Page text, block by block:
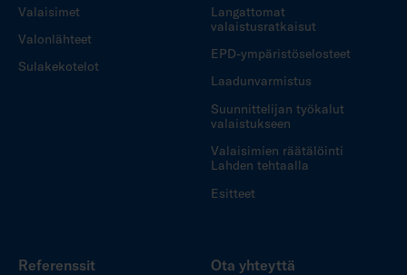
Valaisimet
Valonlähteet
Sulakekotelot
Langattomat
valaistusratkaisut
EPD-ympäristöselosteet
Laadunvarmistus
Suunnittelijan työkalut
valaistukseen
Valaisimien räätälöinti
Lahden tehtaalla
Esitteet
Referenssit Ota yhteyttä